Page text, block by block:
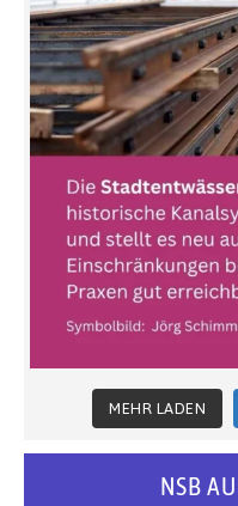
MEHR LADEN
NSB